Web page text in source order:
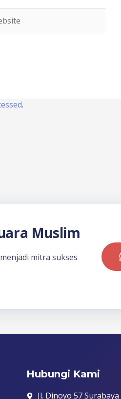
.
Muslim
mitra sukses
Hubungi Kami
Jl. Dinoyo 57